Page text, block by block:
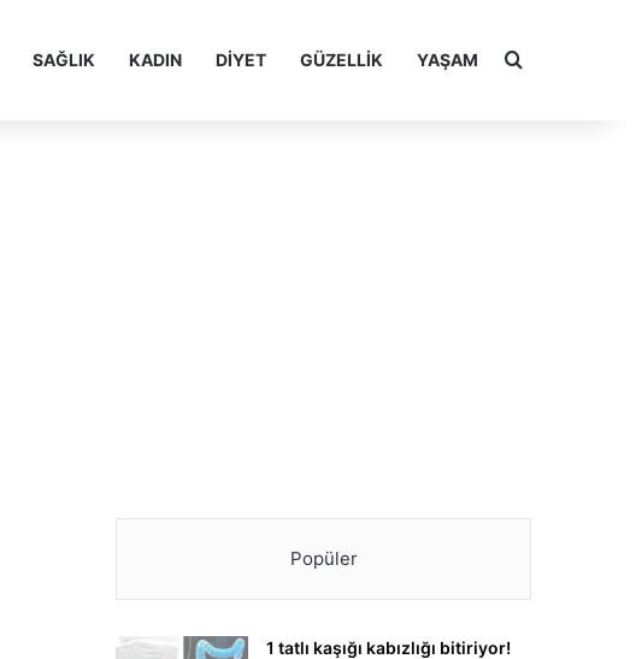
SAĞLIK KADIN DIYET GÜZELLIK YAŞAM Arama yap
Popüler
1 tatlı kaşığı kabızlığı bitiriyor!